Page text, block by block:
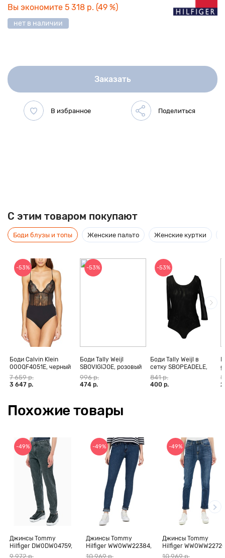
Вы экономите 5 318 р. (49 %)
нет в наличии
Заказать
C этим товаром покупают
Боди блузы и топы Женские пальто Женские куртки
-53%
Боди Calvin Klein
000QF4051E, черный
7 659 р.
3 647 р.
-53%
Боди Tally Weijl
SBOVIGIJOE, розовый
996 р.
474 р.
-53%
Боди Tally Weijl в
сетку SBOPEADELE,
черный
841 р.
400 р.
Похожие товары
-49%
Джинсы Tommy
Hilfiger DW0DW04759,
серый, 25/28
9 972 р.
-49%
Джинсы Tommy
Hilfiger WW0WW22384,
синий, 24/32
10 969 р.
-49%
Джинсы Tommy
Hilfiger
синий, 25
10 969 р.